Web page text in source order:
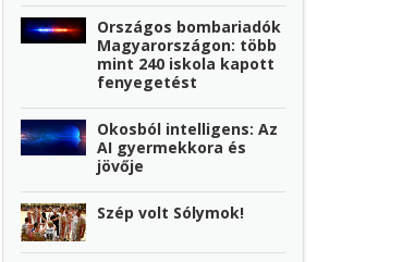
Országos bombariadók
Magyarországon: több
mint 240 iskola kapott
fenyegetést
Okosból intelligens: Az
AI gyermekkora és
jövője
Szép volt Sólymok!